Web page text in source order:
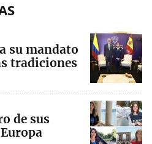
su mandato
tradiciones
de sus